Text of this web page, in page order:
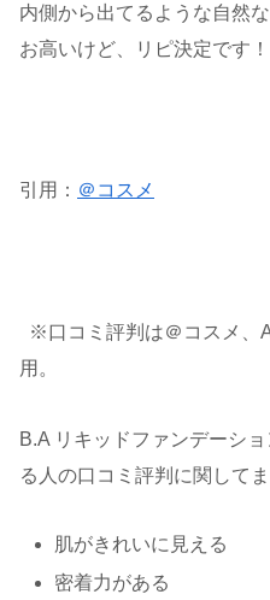
内側から出てるような自然な
お高いけど、リピ決定です！
引用： ＠コスメ
※口コミ評判は＠コスメ、
用。
B.A リキッドファンデーシ
る人の口コミ評判に関してま
肌がきれいに見える
密着力がある